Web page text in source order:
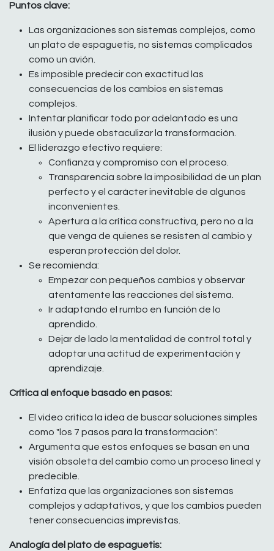
Puntos clave:
Las organizaciones son sistemas complejos, como
un plato de espaguetis, no sistemas complicados
como un avión.
Es imposible predecir con exactitud las
consecuencias de los cambios en sistemas
complejos.
Intentar planificar todo por adelantado es una
ilusión y puede obstaculizar la transformación.
El liderazgo efectivo requiere:
Confianza y compromiso con el proceso.
Transparencia sobre la imposibilidad de un plan
perfecto y el carácter inevitable de algunos
inconvenientes.
Apertura a la crítica constructiva, pero no a la
que venga de quienes se resisten al cambio y
esperan protección del dolor.
Se recomienda:
Empezar con pequeños cambios y observar
atentamente las reacciones del sistema.
Ir adaptando el rumbo en función de lo
aprendido.
Dejar de lado la mentalidad de control total y
adoptar una actitud de experimentación y
aprendizaje.
Crítica al enfoque basado en pasos:
El video critica la idea de buscar soluciones simples
como "los 7 pasos para la transformación".
Argumenta que estos enfoques se basan en una
visión obsoleta del cambio como un proceso lineal y
predecible.
Enfatiza que las organizaciones son sistemas
complejos y adaptativos, y que los cambios pueden
tener consecuencias imprevistas.
Analogía del plato de espaguetis: